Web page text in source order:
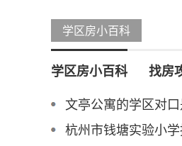
学区房小百科
学区房小百科 找房
文亭公寓的学区对口
杭州市钱塘实验小学